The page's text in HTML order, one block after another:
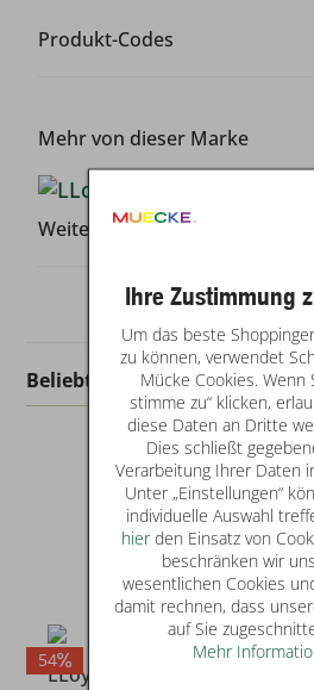
Produkt-Codes
Mehr von dieser Marke
Weitere Infos
Beliebt in dieser Kategorie
54
LLoyd
44
Ihre Zustimmung
Um das beste
zu können, verwendet
Mücke Cookies. Wenn
stimme zu“ klicken,
diese Daten an Dritte
Dies schließt
Verarbeitung Ihrer Daten
Unter „Einstellungen“
individuelle Auswahl
hierden Einsatz von
beschränken wir
wesentlichen Cookies
damit rechnen, dass
auf Sie
Mehr